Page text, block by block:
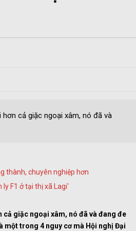
cả giặc ngoại xâm, nó đã và
thành, chuyên nghiệp hơn
F1 ở tại thị xã Lagi'
giặc ngoại xâm, nó đã và đang đe
một trong 4 nguy cơ mà Hội nghị Đại